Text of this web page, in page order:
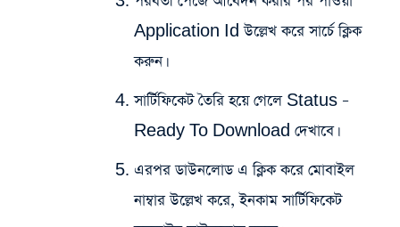
Application Id উল্লেখ করে সার্চে ক্লিক
করুন।
সার্টিফিকেট তৈরি হয়ে গেলে Status –
Ready To Download দেখাবে।
এরপর ডাউনলোড এ ক্লিক করে মোবাইল
নাম্বার উল্লেখ করে, ইনকাম সার্টিফিকেট